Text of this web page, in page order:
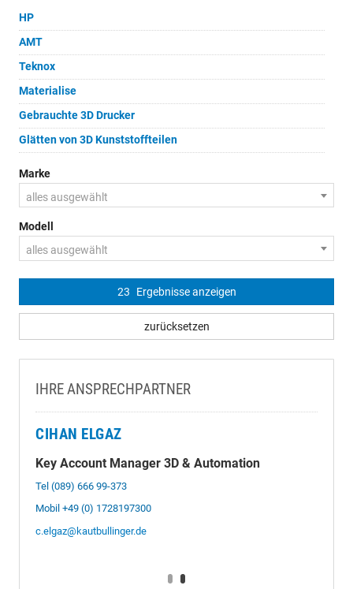
HP
AMT
Teknox
Materialise
Gebrauchte 3D Drucker
Glätten von 3D Kunststoffteilen
Marke
alles ausgewählt
Modell
alles ausgewählt
23 Ergebnisse anzeigen
zurücksetzen
IHRE ANSPRECHPARTNER
CIHAN ELGAZ
Key Account Manager 3D & Automation
Tel (089) 666 99-373
Mobil +49 (0) 1728197300
c.elgaz@kautbullinger.de